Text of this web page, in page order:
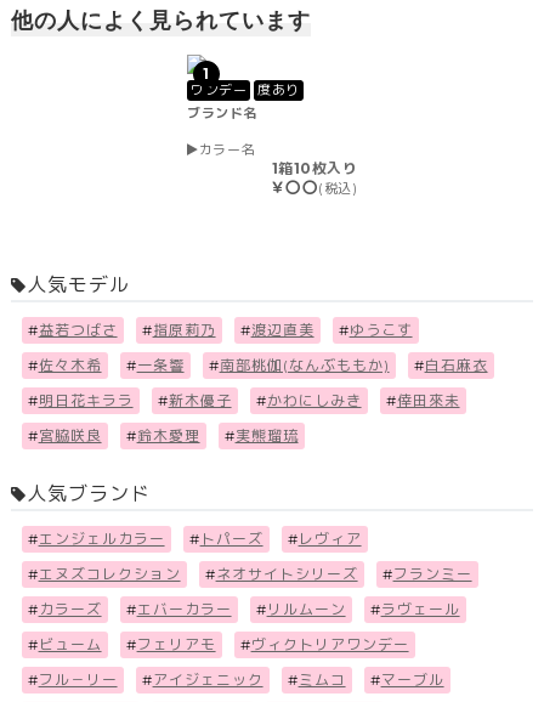
他の人によく見られています
1
ワンデー
度あり
ブランド名
カラー名
1箱10枚入り
￥〇〇(税込)
人気モデル
#益若つばさ #指原莉乃 #渡辺直美 #ゆうこす
#佐々木希 #一条響 #南部桃伽(なんぶももか) #白石麻衣
#明日花キララ #新木優子 #かわにしみき #倖田來未
#宮脇咲良 #鈴木愛理 #実熊瑠琉
人気ブランド
#エンジェルカラー # トパーズ # レヴィア
#エヌズコレクション #ネオサイトシリーズ #フランミー
# カラーズ #エバーカラー # リルムーン #ラヴェール
# ビューム #フェリアモ #ヴィクトリアワンデー
#フル－リー #アイジェニック #ミムコ #マーブル